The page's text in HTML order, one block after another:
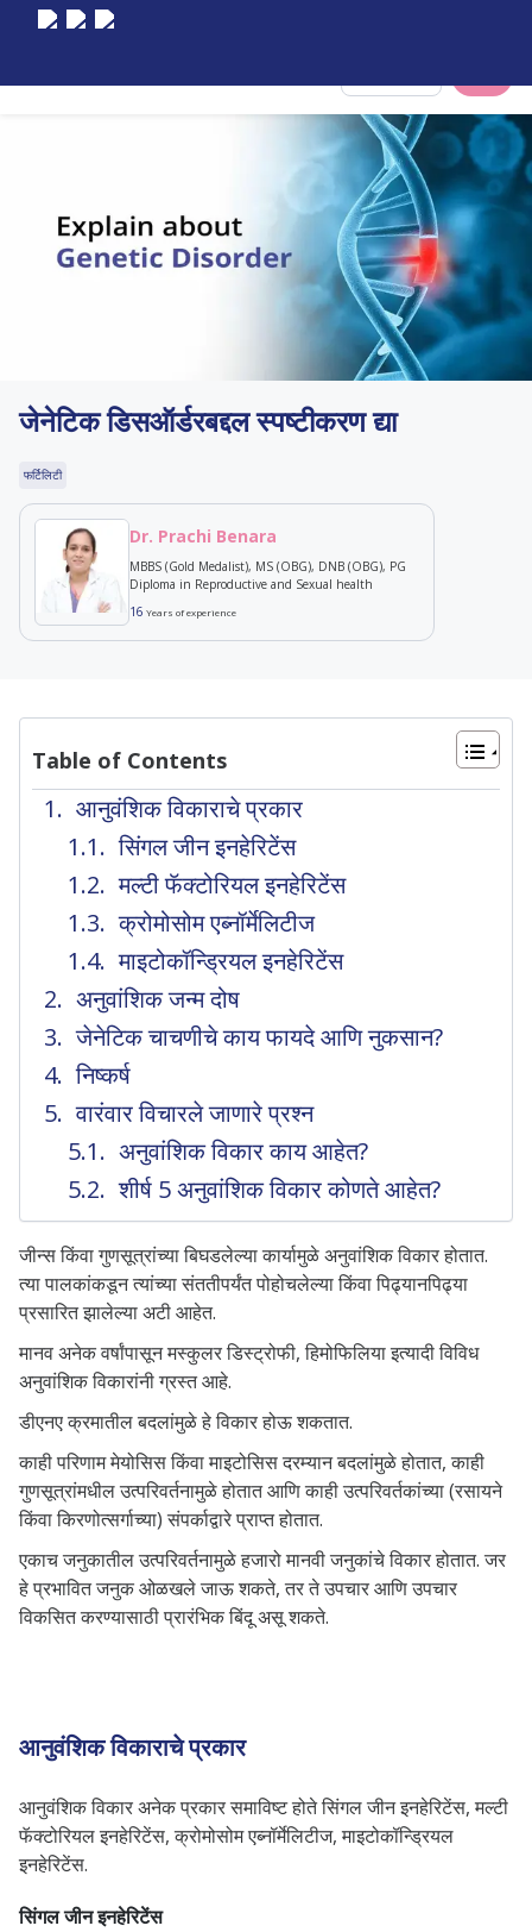
जेनेटिक डिसऑर्डरबद्दल स्पष्टीकरण द्या
फर्टिलिटी
Dr. Prachi Benara
MBBS (Gold Medalist), MS (OBG), DNB (OBG), PG
Diploma in Reproductive and Sexual health
16 Years of experience
Table of Contents
आनुवंशिक विकाराचे प्रकार
सिंगल जीन इनहेरिटेंस
मल्टी फॅक्टोरियल इनहेरिटेंस
क्रोमोसोम एब्नॉर्मेलिटीज
माइटोकॉन्ड्रियल इनहेरिटेंस
अनुवांशिक जन्म दोष
जेनेटिक चाचणीचे काय फायदे आणि नुकसान?
निष्कर्ष
वारंवार विचारले जाणारे प्रश्न
अनुवांशिक विकार काय आहेत?
शीर्ष 5 अनुवांशिक विकार कोणते आहेत?
जीन्स किंवा गुणसूत्रांच्या बिघडलेल्या कार्यामुळे अनुवांशिक विकार होतात.
त्या पालकांकडून त्यांच्या संततीपर्यंत पोहोचलेल्या किंवा पिढ्यानपिढ्या
प्रसारित झालेल्या अटी आहेत.
मानव अनेक वर्षांपासून मस्कुलर डिस्ट्रोफी, हिमोफिलिया इत्यादी विविध
अनुवांशिक विकारांनी ग्रस्त आहे.
डीएनए क्रमातील बदलांमुळे हे विकार होऊ शकतात.
काही परिणाम मेयोसिस किंवा माइटोसिस दरम्यान बदलांमुळे होतात, काही
गुणसूत्रांमधील उत्परिवर्तनामुळे होतात आणि काही उत्परिवर्तकांच्या (रसायने
किंवा किरणोत्सर्गाच्या) संपर्काद्वारे प्राप्त होतात.
एकाच जनुकातील उत्परिवर्तनामुळे हजारो मानवी जनुकांचे विकार होतात. जर
हे प्रभावित जनुक ओळखले जाऊ शकते, तर ते उपचार आणि उपचार
विकसित करण्यासाठी प्रारंभिक बिंदू असू शकते.
आनुवंशिक विकाराचे प्रकार
आनुवंशिक विकार अनेक प्रकार समाविष्ट होते सिंगल जीन इनहेरिटेंस, मल्टी
फॅक्टोरियल इनहेरिटेंस, क्रोमोसोम एब्नॉर्मेलिटीज, माइटोकॉन्ड्रियल
इनहेरिटेंस.
सिंगल जीन इनहेरिटेंस